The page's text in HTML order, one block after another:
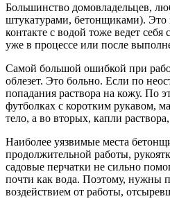
Большинство домовладельцев,
штукатурами, бетонщиками). Это
контакте с водой тоже ведет
уже в процессе или после
Самой большой ошибкой при
облезет. Это больно. Если по
попадания раствора на кожу. По
футболках с коротким рукавом,
тело, а во вторых, капли
Наиболее уязвимые места
продолжительной работы,
садовые перчатки не сильно
почти как вода. Поэтому, нужны
воздействием от работы,